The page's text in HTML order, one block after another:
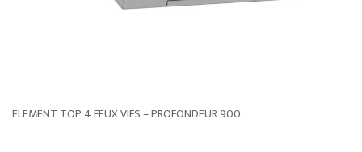
ELEMENT TOP 4 FEUX VIFS – PROFONDEUR 900